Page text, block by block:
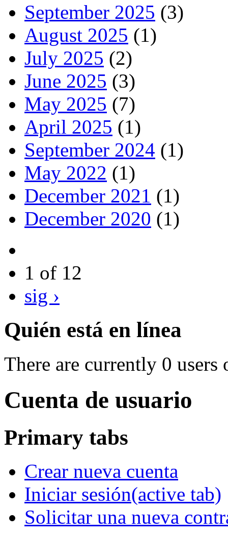
September 2025 (3)
August 2025 (1)
July 2025 (2)
June 2025 (3)
May 2025 (7)
April 2025 (1)
September 2024 (1)
May 2022 (1)
December 2021 (1)
December 2020 (1)
1 of 12
sig ›
Quién está en línea
There are currently 0 users
Cuenta de usuario
Primary tabs
Crear nueva cuenta
Iniciar sesión(active tab)
Solicitar una nueva